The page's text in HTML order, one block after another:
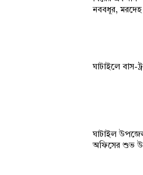
নববধূর,
ঘাটাইলে বাস-
ঘাটাইল
অফিসের শুভ